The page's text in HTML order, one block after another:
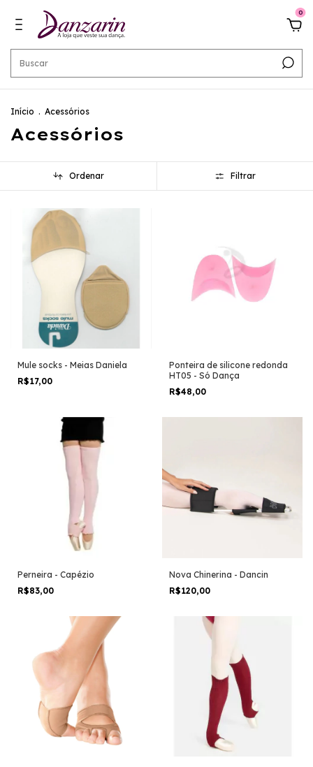
0
Início . Acessórios
Acessórios
Ordenar Filtrar
Mule socks - Meias Daniela
R$17,00
Ponteira de silicone redonda
HT05 - Só Dança
R$48,00
Perneira - Capézio
R$83,00
Nova Chinerina - Dancin
R$120,00